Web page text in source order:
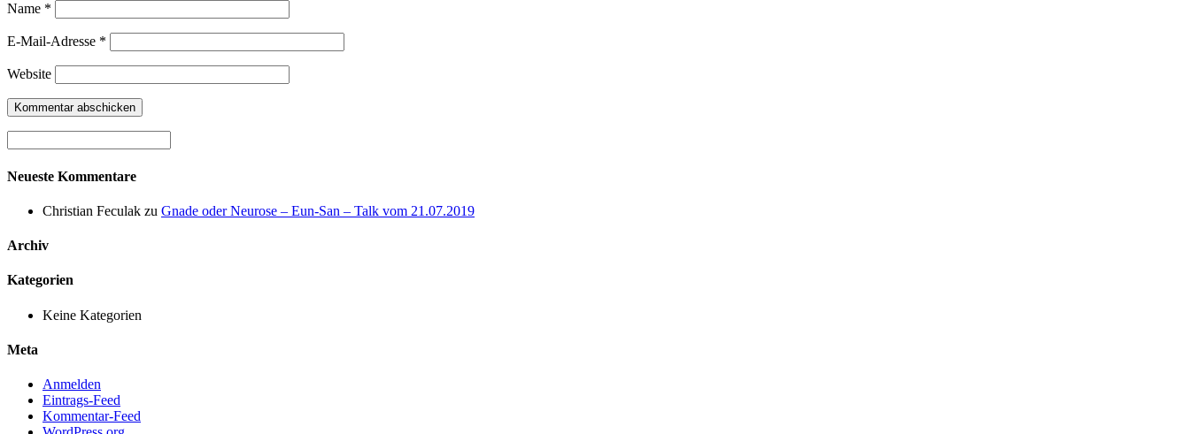
Name *
E-Mail-Adresse *
Website
Neueste Kommentare
Christian Feculak zu Gnade oder Neurose – Eun-San – Talk vom 21.07.2019
Archiv
Kategorien
Keine Kategorien
Meta
Anmelden
Eintrags-Feed
Kommentar-Feed